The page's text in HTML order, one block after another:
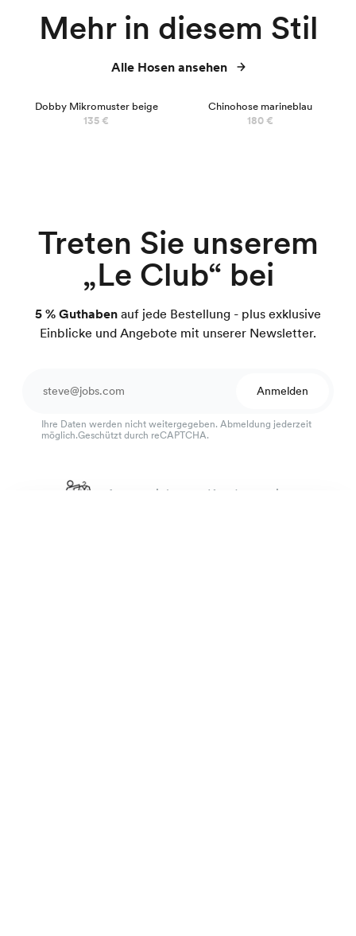
Mehr in diesem Stil
Alle Hosen ansehen
Dobby Mikromuster beige
135 €
Chinohose marineblau
180 €
Treten Sie unserem
„Le Club“ bei
5 % Guthaben auf jede Bestellung - plus exklusive
Einblicke und Angebote mit unserer Newsletter.
Anmelden
Ihre Daten werden nicht weitergegeben. Abmeldung jederzeit
möglich.Geschützt durch reCAPTCHA.
Ausgezeichneter Kundenservice